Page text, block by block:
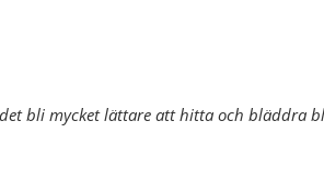
bli mycket lättare att hitta och bläddra